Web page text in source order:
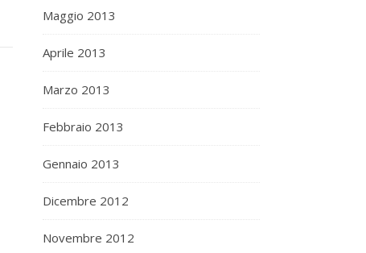
Maggio 2013
Aprile 2013
Marzo 2013
Febbraio 2013
Gennaio 2013
Dicembre 2012
Novembre 2012